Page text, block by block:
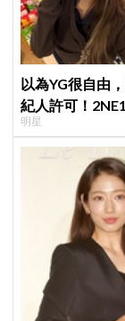
以為YG很自由
紀人許可！
羨慕少女時代」
明星